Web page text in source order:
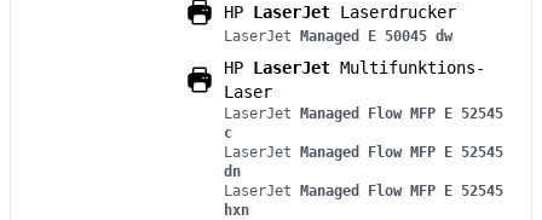
HP LaserJet Laserdrucker
LaserJet Managed E 50045 dw
HP LaserJet Multifunktions-
Laser
LaserJet Managed Flow MFP E 52545
c
LaserJet Managed Flow MFP E 52545
dn
LaserJet Managed Flow MFP E 52545
hxn